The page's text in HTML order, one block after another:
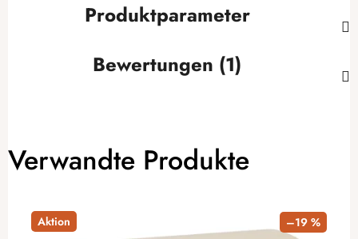
Produktparameter
Bewertungen (1)
Verwandte Produkte
Aktion –19 %